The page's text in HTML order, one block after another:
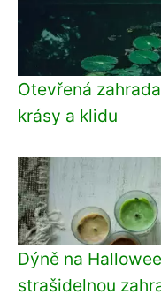
Otevřená
krásy a klidu
Dýně na
strašidelnou